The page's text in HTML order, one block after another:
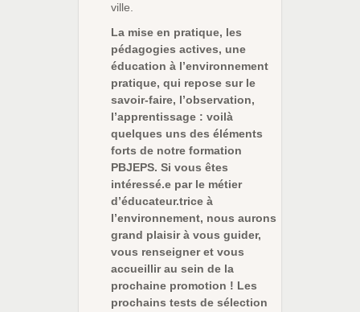
ville.
La mise en pratique, les
pédagogies actives, une
éducation à l’environnement
pratique, qui repose sur le
savoir-faire, l’observation,
l’apprentissage : voilà
quelques uns des éléments
forts de notre formation
PBJEPS. Si vous êtes
intéressé.e par le métier
d’éducateur.trice à
l’environnement, nous aurons
grand plaisir à vous guider,
vous renseigner et vous
accueillir au sein de la
prochaine promotion ! Les
prochains tests de sélection